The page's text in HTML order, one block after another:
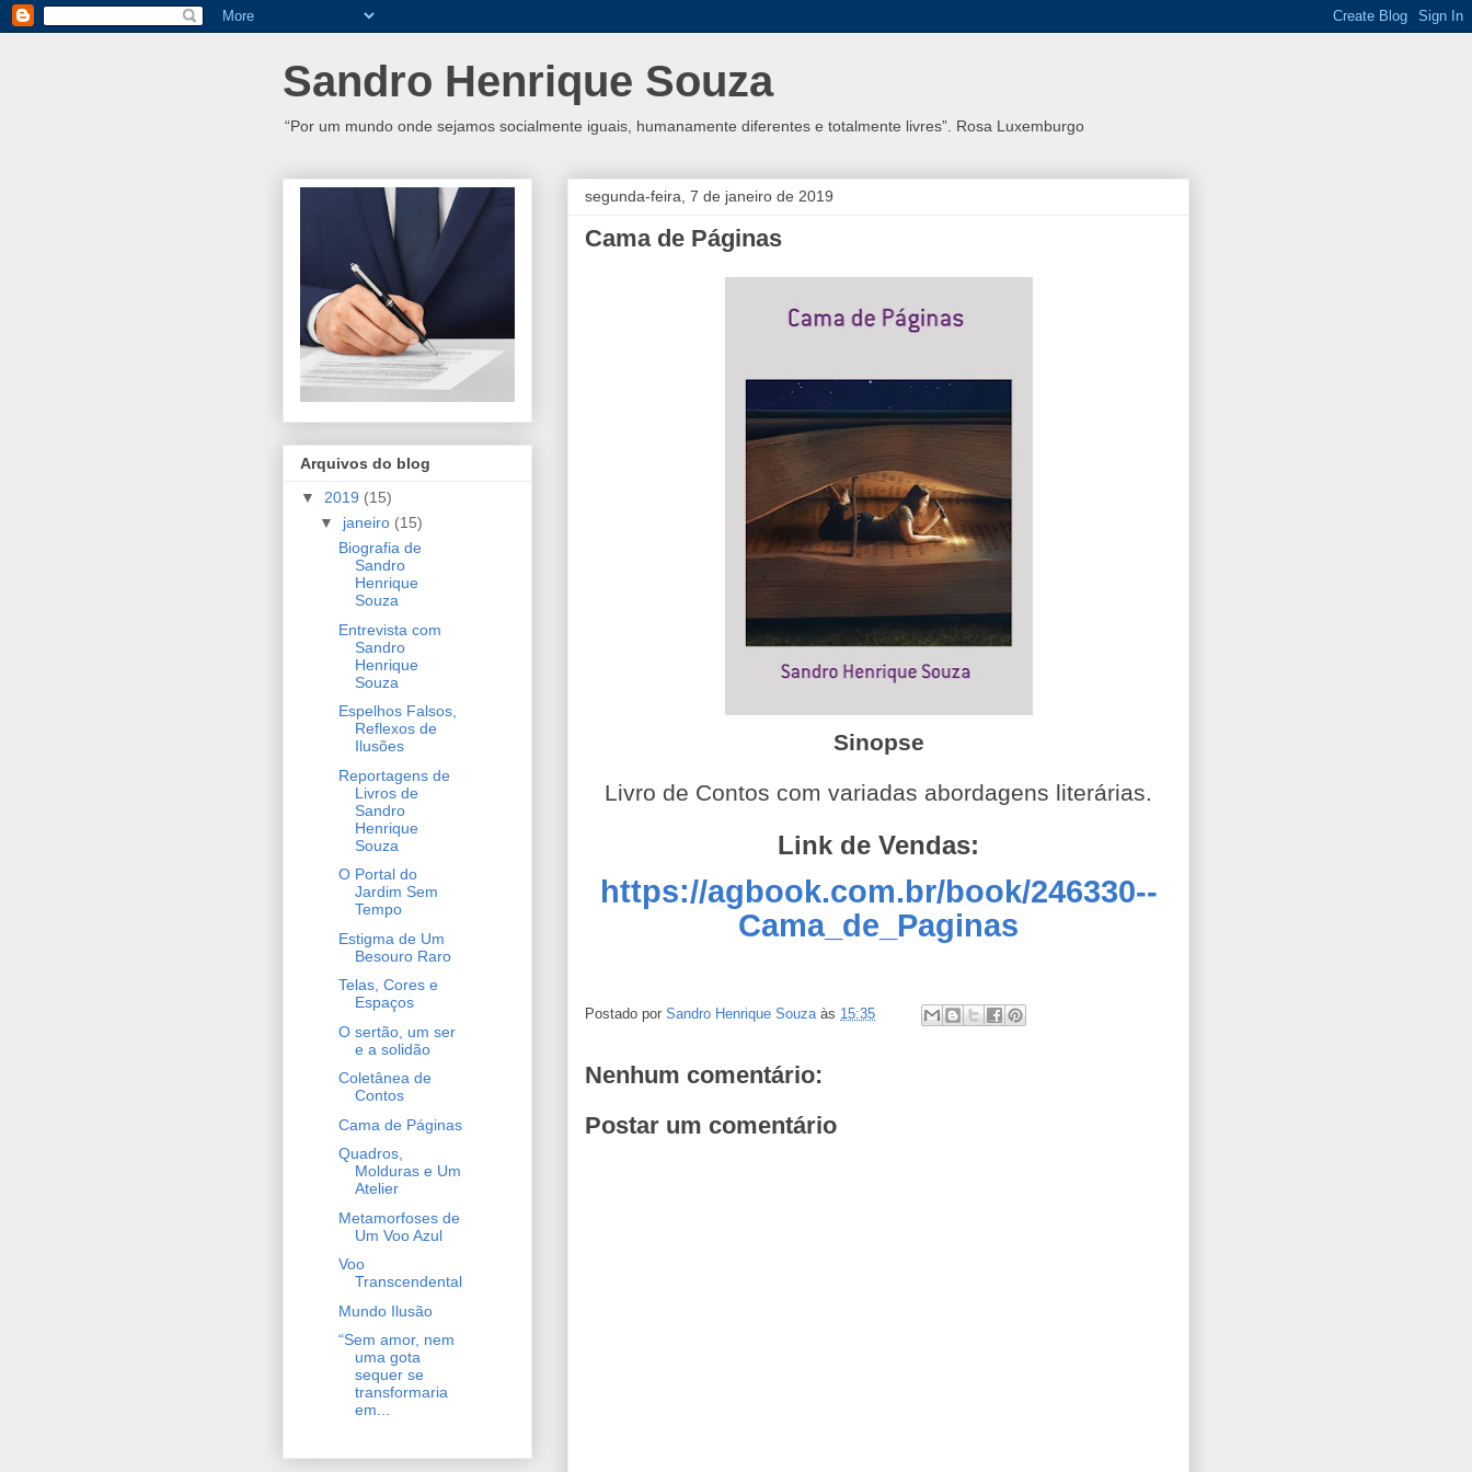
Sandro Henrique Souza
“Por um mundo onde sejamos socialmente iguais, humanamente diferentes e totalmente livres”. Rosa Luxemburgo
segunda-feira, 7 de janeiro de 2019
Cama de Páginas
Sinopse
Livro de Contos com variadas abordagens literárias.
Link de Vendas:
https://agbook.com.br/book/246330--
Cama_de_Paginas
Postado por Sandro Henrique Souza às 15:35
Nenhum comentário:
Postar um comentário
Arquivos do blog
▼ 2019 (15)
▼ janeiro (15)
Biografia de
Sandro
Henrique
Souza
Entrevista com
Sandro
Henrique
Souza
Espelhos Falsos,
Reflexos de
Ilusões
Reportagens de
Livros de
Sandro
Henrique
Souza
O Portal do
Jardim Sem
Tempo
Estigma de Um
Besouro Raro
Telas, Cores e
Espaços
O sertão, um ser
e a solidão
Coletânea de
Contos
Cama de Páginas
Quadros,
Molduras e Um
Atelier
Metamorfoses de
Um Voo Azul
Voo
Transcendental
Mundo Ilusão
“Sem amor, nem
uma gota
sequer se
transformaria
em...